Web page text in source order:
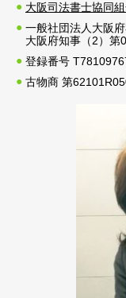
大阪司法書士協同
一般社団法人大阪
大阪府知事（2）第
登録番号
古物商 第